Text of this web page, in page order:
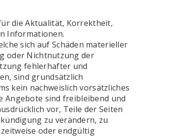
die Aktualität, Korrektheit,
Informationen.
sich auf Schäden materieller
oder Nichtnutzung der
fehlerhafter und
sind grundsätzlich
kein nachweislich vorsätzliches
Angebote sind freibleibend und
vor, Teile der Seiten
zu verändern, zu
oder endgültig